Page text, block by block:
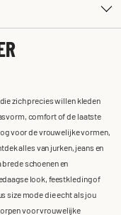
zich precies willen kleden
comfort of de laatste
voor de vrouwelijke vormen,
alles van jurken, jeans en
schoenen en
look, feestkleding of
size mode die echt als jou
voor vrouwelijke